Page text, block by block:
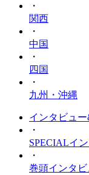
・
関西
・
中国
・
四国
・
九州・沖縄
インタビュ
・
SPECIALイ
・
巻頭インタビ